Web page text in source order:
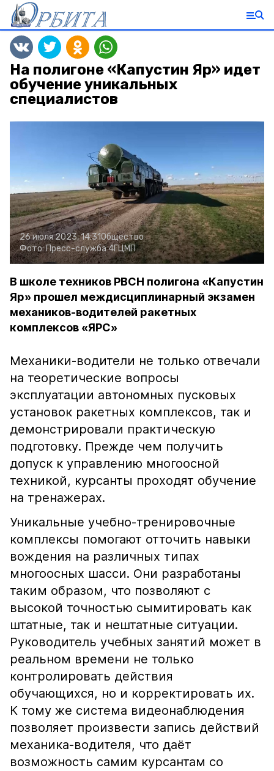
На полигоне «Капустин Яр» идет
обучение уникальных
специалистов
26 июля 2023, 14:31Общество
Фото:Пресс-служба 4ГЦМП
В школе техников РВСН полигона «Капустин
Яр» прошел междисциплинарный экзамен
механиков-водителей ракетных
комплексов «ЯРС»
Механики-водители не только отвечали
на теоретические вопросы
эксплуатации автономных пусковых
установок ракетных комплексов, так и
демонстрировали практическую
подготовку. Прежде чем получить
допуск к управлению многоосной
техникой, курсанты проходят обучение
на тренажерах.
Уникальные учебно-тренировочные
комплексы помогают отточить навыки
вождения на различных типах
многоосных шасси. Они разработаны
таким образом, что позволяют с
высокой точностью сымитировать как
штатные, так и нештатные ситуации.
Руководитель учебных занятий может в
реальном времени не только
контролировать действия
обучающихся, но и корректировать их.
К тому же система видеонаблюдения
позволяет произвести запись действий
механика-водителя, что даёт
возможность самим курсантам со